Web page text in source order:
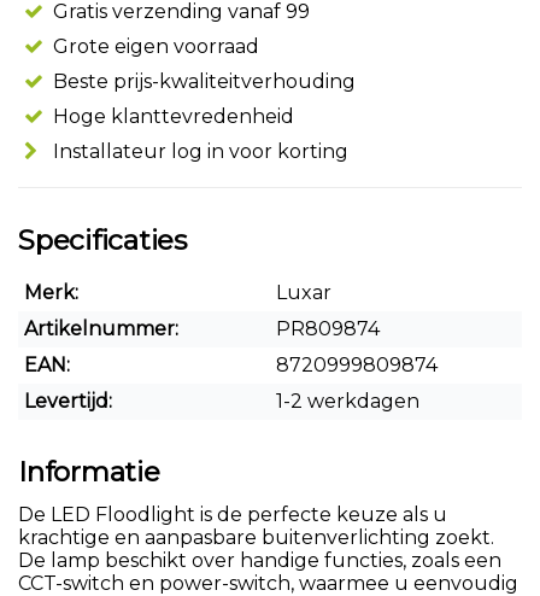
Gratis verzending vanaf 99
Grote eigen voorraad
Beste prijs-kwaliteitverhouding
Hoge klanttevredenheid
Installateur log in voor korting
Specificaties
Merk:
Luxar
Artikelnummer:
PR809874
EAN:
8720999809874
Levertijd:
1-2 werkdagen
Informatie
De LED Floodlight is de perfecte keuze als u
krachtige en aanpasbare buitenverlichting zoekt.
De lamp beschikt over handige functies, zoals een
CCT-switch en power-switch, waarmee u eenvoudig